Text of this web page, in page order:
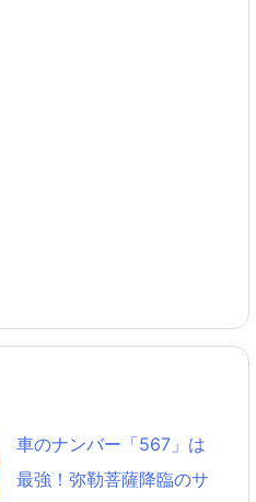
車のナンバー「567」は
最強！弥勒菩薩降臨のサ